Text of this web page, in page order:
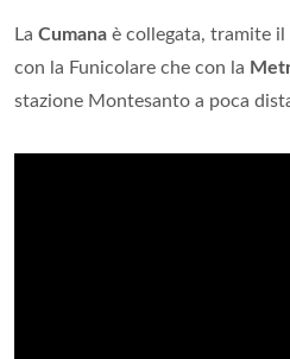
La Cumana è collegata, tramite
con la Funicolare che con la
stazione Montesanto a poca